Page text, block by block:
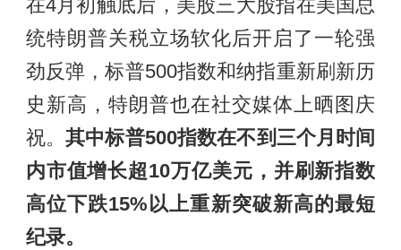
在4月初触底后，美股三大股指在美国总
统特朗普关税立场软化后开启了一轮强
劲反弹，标普500指数和纳指重新刷新历
史新高，特朗普也在社交媒体上晒图庆
祝。其中标普500指数在不到三个月时间
内市值增长超10万亿美元，并刷新指数
高位下跌15%以上重新突破新高的最短
纪录。